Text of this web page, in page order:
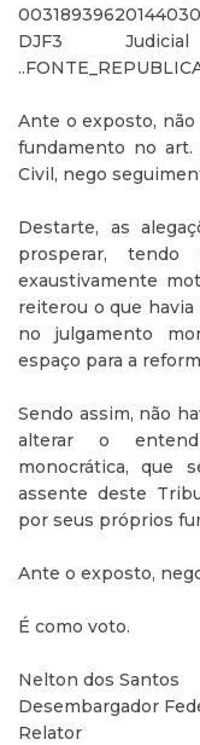
DJF3
Ante o exposto,
fundamento no art.
Civil, nego
Destarte, as
prosperar,
exaustivamente
reiterou o que
no julgamento
espaço para a
Sendo assim, não
alterar o
monocrática, que
assente deste
por seus próprios
Ante o exposto,
É como voto.
Nelton dos Santos
Desembargador
Relator